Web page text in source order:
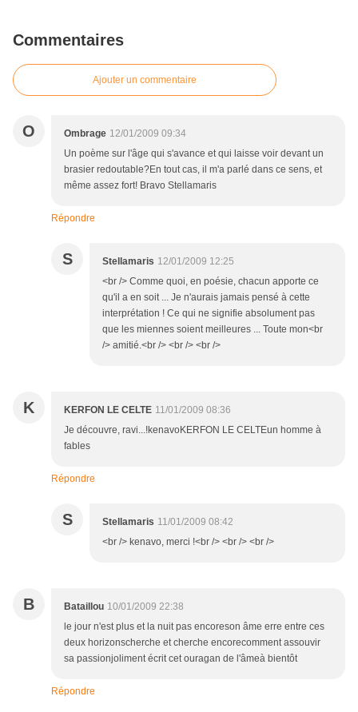
Commentaires
Ajouter un commentaire
O Ombrage 12/01/2009 09:34
Un poème sur l'âge qui s'avance et qui laisse voir devant un
brasier redoutable?En tout cas, il m'a parlé dans ce sens, et
même assez fort! Bravo Stellamaris
Répondre
S Stellamaris 12/01/2009 12:25
<br /> Comme quoi, en poésie, chacun apporte ce
qu'il a en soit ... Je n'aurais jamais pensé à cette
interprétation ! Ce qui ne signifie absolument pas
que les miennes soient meilleures ... Toute mon<br
/> amitié.<br /> <br /> <br />
K KERFON LE CELTE 11/01/2009 08:36
Je découvre, ravi...!kenavoKERFON LE CELTEun homme à
fables
Répondre
S Stellamaris 11/01/2009 08:42
<br /> kenavo, merci !<br /> <br /> <br />
B Bataillou 10/01/2009 22:38
le jour n'est plus et la nuit pas encoreson âme erre entre ces
deux horizonscherche et cherche encorecomment assouvir
sa passionjoliment écrit cet ouragan de l'âmeà bientôt
Répondre